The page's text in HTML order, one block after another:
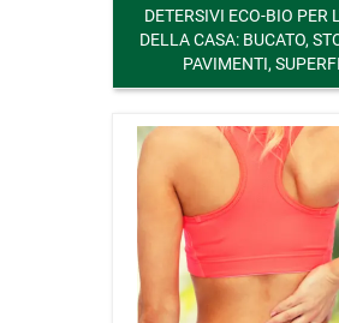
DETERSIVI ECO-BIO PER
DELLA CASA: BUCATO,
PAVIMENTI,